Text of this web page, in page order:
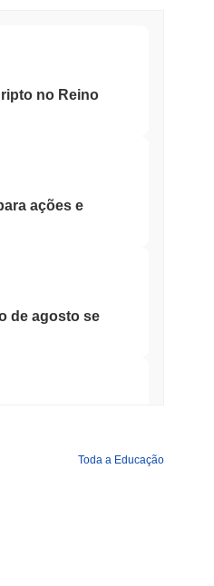
no Reino
ações e
de agosto se
Toda a Educação